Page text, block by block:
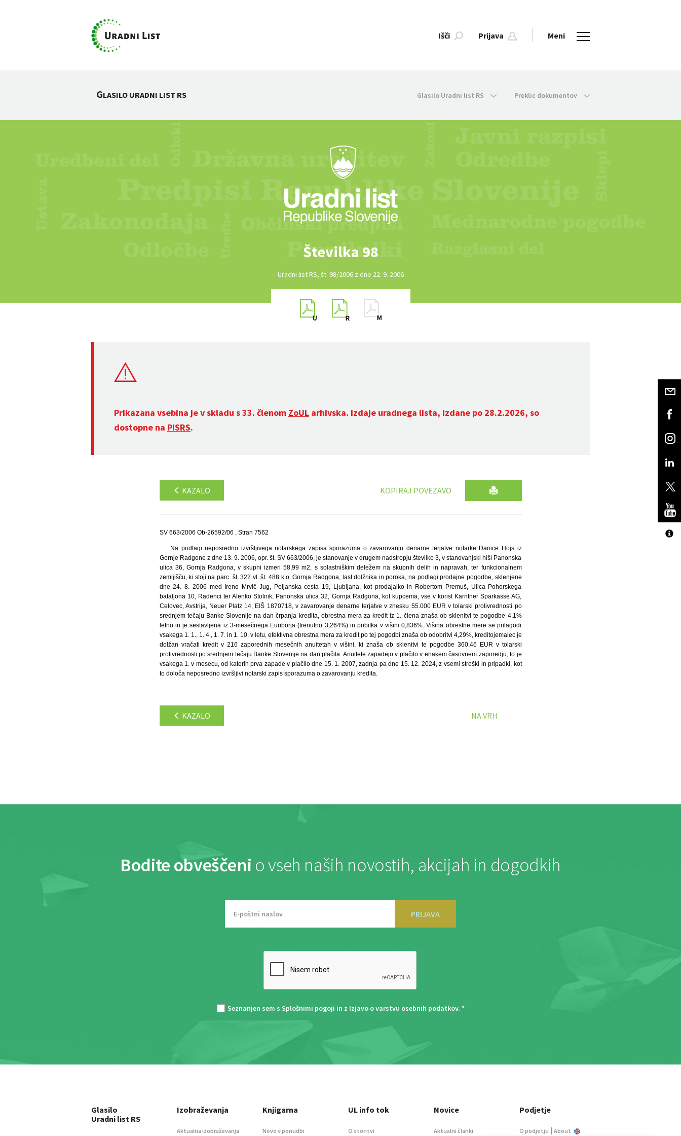
Išči Prijava Meni
GLASILO URADNI LIST RS Glasilo Uradni list RS Preklic dokumentov
Številka 98
Uradni list RS, št. 98/2006 z dne 22. 9. 2006
Prikazana vsebina je v skladu s 33. členom ZoUL arhivska. Izdaje uradnega lista, izdane po 28.2.2026, so
dostopne na PISRS.
KAZALO KOPIRAJ POVEZAVO
SV 663/2006 Ob-26592/06 , Stran 7562
Na podlagi neposredno izvršljivega notarskega zapisa sporazuma o zavarovanju denarne terjatve notarke Danice Hojs iz
Gornje Radgone z dne 13. 9. 2006, opr. št. SV 663/2006, je stanovanje v drugem nadstropju številko 3, v stanovanjski hiši Panonska
ulica 36, Gornja Radgona, v skupni izmeri 58,99 m2, s solastniškim deležem na skupnih delih in napravah, ter funkcionalnem
zemljišču, ki stoji na parc. št. 322 vl. št. 488 k.o. Gornja Radgona, last dolžnika in poroka, na podlagi prodajne pogodbe, sklenjene
dne 24. 8. 2006 med Ireno Mrvič Jug, Poljanska cesta 19, Ljubljana, kot prodajalko in Robertom Premuš, Ulica Pohorskega
bataljona 10, Radenci ter Alenko Stolnik, Panonska ulica 32, Gornja Radgona, kot kupcema, vse v korist Kärntner Sparkasse AG,
Celovec, Avstrija, Neuer Platz 14, EIŠ 1870718, v zavarovanje denarne terjatve v znesku 55.000 EUR v tolarski protivrednosti po
srednjem tečaju Banke Slovenije na dan črpanja kredita, obrestna mera za kredit iz 1. člena znaša ob sklenitvi te pogodbe 4,1%
letno in je sestavljena iz 3-mesečnega Euriborja (trenutno 3,264%) in pribitka v višini 0,836%. Višina obrestne mere se prilagodi
vsakega 1. 1., 1. 4., 1. 7. in 1. 10. v letu, efektivna obrestna mera za kredit po tej pogodbi znaša ob odobritvi 4,29%, kreditojemalec je
dolžan vračati kredit v 216 zaporednih mesečnih anuitetah v višini, ki znaša ob sklenitvi te pogodbe 360,46 EUR v tolarski
protivrednosti po srednjem tečaju Banke Slovenije na dan plačila. Anuitete zapadejo v plačilo v enakem časovnem zaporedju, to je
vsakega 1. v mesecu, od katerih prva zapade v plačilo dne 15. 1. 2007, zadnja pa dne 15. 12. 2024, z vsemi stroški in pripadki, kot
to določa neposredno izvršljivi notarski zapis sporazuma o zavarovanju kredita.
KAZALO NA VRH
Bodite obveščeni o vseh naših novostih, akcijah in dogodkih
PRIJAVA
Seznanjen sem s Splošnimi pogoji in z Izjavo o varstvu osebnih podatkov. *
Glasilo
Uradni list RS
Izobraževanja
Aktualna izobraževanja
Knjigarna
Novo v ponudbi
UL info tok
O storitvi
Novice
Aktualni članki
Podjetje
O podjetju | About